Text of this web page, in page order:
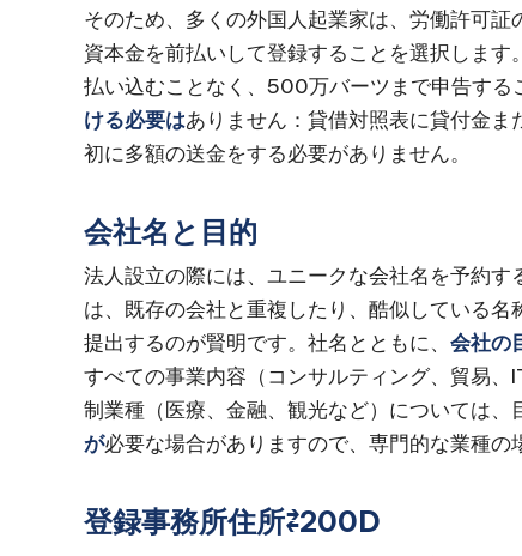
そのため、多くの外国人起業家は、労働許可
資本金を前払いして登録することを選択しま
払い込むことなく、500万バーツまで申告する
ける必要はありません：貸借対照表に貸付金
初に多額の送金をする必要がありません。
会社名と目的
法人設立の際には、ユニークな会社名を予約す
は、既存の会社と重複したり、酷似している
提出するのが賢明です。社名とともに、 会社の
すべての事業内容（コンサルティング、貿易
制業種（医療、金融、観光など）については、
が必要な場合がありますので、専門的な業種の
登録事務所住所⇄200D